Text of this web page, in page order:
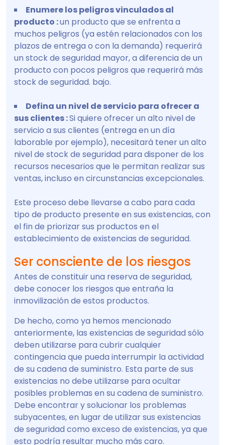
Enumere los peligros vinculados al
producto :un producto que se enfrenta a
muchos peligros (ya estén relacionados con los
plazos de entrega o con la demanda) requerirá
un stock de seguridad mayor, a diferencia de un
producto con pocos peligros que requerirá más
stock de seguridad. bajo.
Defina un nivel de servicio para ofrecer a
sus clientes :Si quiere ofrecer un alto nivel de
servicio a sus clientes (entrega en un día
laborable por ejemplo), necesitará tener un alto
nivel de stock de seguridad para disponer de los
recursos necesarios que le permitan realizar sus
ventas, incluso en circunstancias excepcionales.
Este proceso debe llevarse a cabo para cada
tipo de producto presente en sus existencias, con
el fin de priorizar sus productos en el
establecimiento de existencias de seguridad.
Ser consciente de los riesgos
Antes de constituir una reserva de seguridad,
debe conocer los riesgos que entraña la
inmovilización de estos productos.
De hecho, como ya hemos mencionado
anteriormente, las existencias de seguridad sólo
deben utilizarse para cubrir cualquier
contingencia que pueda interrumpir la actividad
de su cadena de suministro. Esta parte de sus
existencias no debe utilizarse para ocultar
posibles problemas en su cadena de suministro.
Debe encontrar y solucionar los problemas
subyacentes, en lugar de utilizar sus existencias
de seguridad como exceso de existencias, ya que
esto podría resultar mucho más caro.